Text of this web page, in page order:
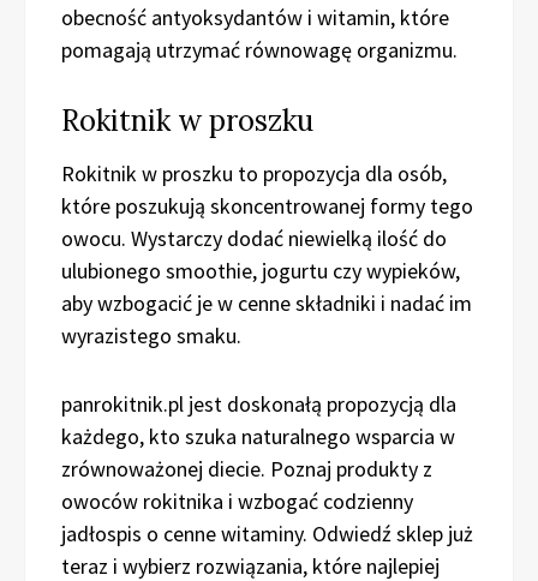
obecność antyoksydantów i witamin, które
pomagają utrzymać równowagę organizmu.
Rokitnik w proszku
Rokitnik w proszku to propozycja dla osób,
które poszukują skoncentrowanej formy tego
owocu. Wystarczy dodać niewielką ilość do
ulubionego smoothie, jogurtu czy wypieków,
aby wzbogacić je w cenne składniki i nadać im
wyrazistego smaku.
panrokitnik.pl jest doskonałą propozycją dla
każdego, kto szuka naturalnego wsparcia w
zrównoważonej diecie. Poznaj produkty z
owoców rokitnika i wzbogać codzienny
jadłospis o cenne witaminy. Odwiedź sklep już
teraz i wybierz rozwiązania, które najlepiej